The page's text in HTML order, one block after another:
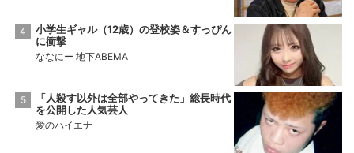
小学生ギャル（12歳）の登校姿＆すっぴん
に衝撃
ななにー 地下ABEMA
「人殺す以外は全部やってきた」総長時代
を公開した人気芸人
愛のハイエナ